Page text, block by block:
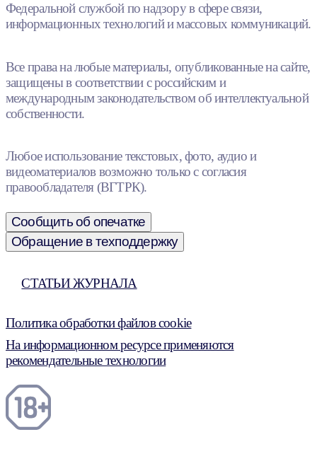
Федеральной службой по надзору в сфере связи,
информационных технологий и массовых коммуникаций.
Все права на любые материалы, опубликованные на сайте,
защищены в соответствии с российским и
международным законодательством об интеллектуальной
собственности.
Любое использование текстовых, фото, аудио и
видеоматериалов возможно только с согласия
правообладателя (ВГТРК).
Сообщить об опечатке
Обращение в техподдержку
СТАТЬИ ЖУРНАЛА
Политика обработки файлов cookie
На информационном ресурсе применяются
рекомендательные технологии